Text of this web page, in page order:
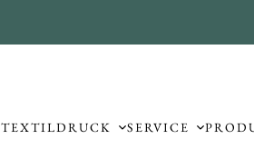
TEXTILDRUCK SERVICE